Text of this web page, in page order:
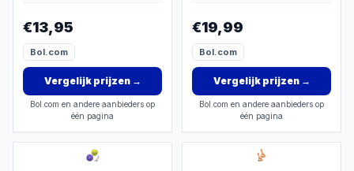
€13,95
Bol.com
Vergelijk prijzen→
Bol.com en andere aanbieders op
één pagina
€19,99
Bol.com
Vergelijk prijzen→
Bol.com en andere aanbieders op
één pagina